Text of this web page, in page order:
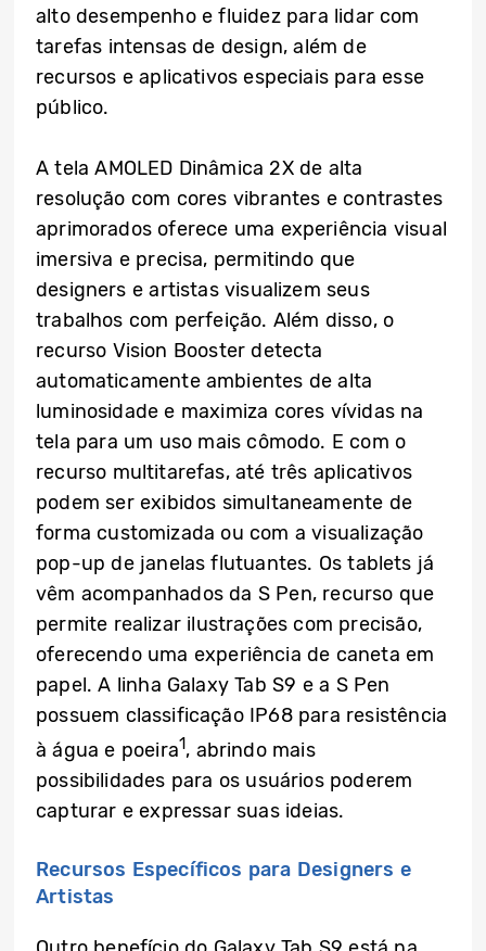
alto desempenho e fluidez para lidar com
tarefas intensas de design, além de
recursos e aplicativos especiais para esse
público.
A tela AMOLED Dinâmica 2X de alta
resolução com cores vibrantes e contrastes
aprimorados oferece uma experiência visual
imersiva e precisa, permitindo que
designers e artistas visualizem seus
trabalhos com perfeição. Além disso, o
recurso Vision Booster detecta
automaticamente ambientes de alta
luminosidade e maximiza cores vívidas na
tela para um uso mais cômodo. E com o
recurso multitarefas, até três aplicativos
podem ser exibidos simultaneamente de
forma customizada ou com a visualização
pop-up de janelas flutuantes. Os tablets já
vêm acompanhados da S Pen, recurso que
permite realizar ilustrações com precisão,
oferecendo uma experiência de caneta em
papel. A linha Galaxy Tab S9 e a S Pen
possuem classificação IP68 para resistência
à água e poeira1, abrindo mais
possibilidades para os usuários poderem
capturar e expressar suas ideias.
Recursos Específicos para Designers e
Artistas